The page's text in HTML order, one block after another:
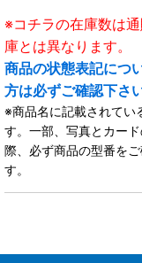
※コチラの在庫数は
庫とは異なります。
商品の状態表記につ
方は必ずご確認下さい
※商品名に記載されてい
す。一部、写真とカー
際、必ず商品の型番を
す。